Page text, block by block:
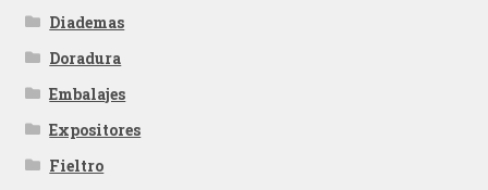
Diademas
Doradura
Embalajes
Expositores
Fieltro